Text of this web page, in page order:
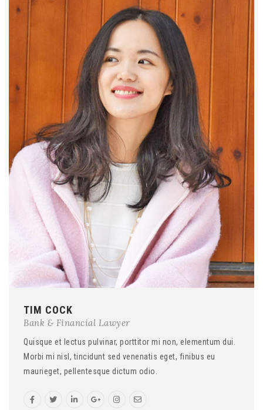
TIM COCK
Bank & Financial Lawyer
Quisque et lectus pulvinar, porttitor mi non, elementum dui.
Morbi mi nisl, tincidunt sed venenatis eget, finibus eu
maurieget, pellentesque dictum odio.